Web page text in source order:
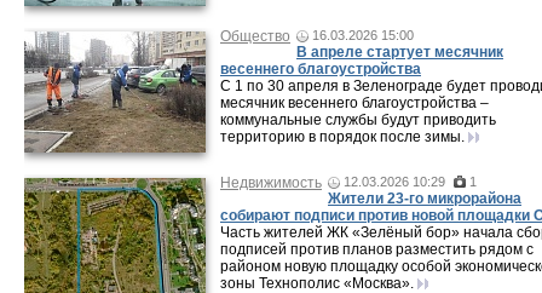
Общество 16.03.2026 15:00
В апреле стартует месячник
весеннего благоустройства
С 1 по 30 апреля в Зеленограде будет
месячник весеннего благоустройства –
коммунальные службы будут приводить
территорию в порядок после зимы.
Недвижимость 12.03.2026 10:29 1
Жители 23-го микрорайона
собирают подписи против новой площадки
Часть жителей ЖК «Зелёный бор» начала
подписей против планов разместить рядом с
районом новую площадку особой
зоны Технополис «Москва».